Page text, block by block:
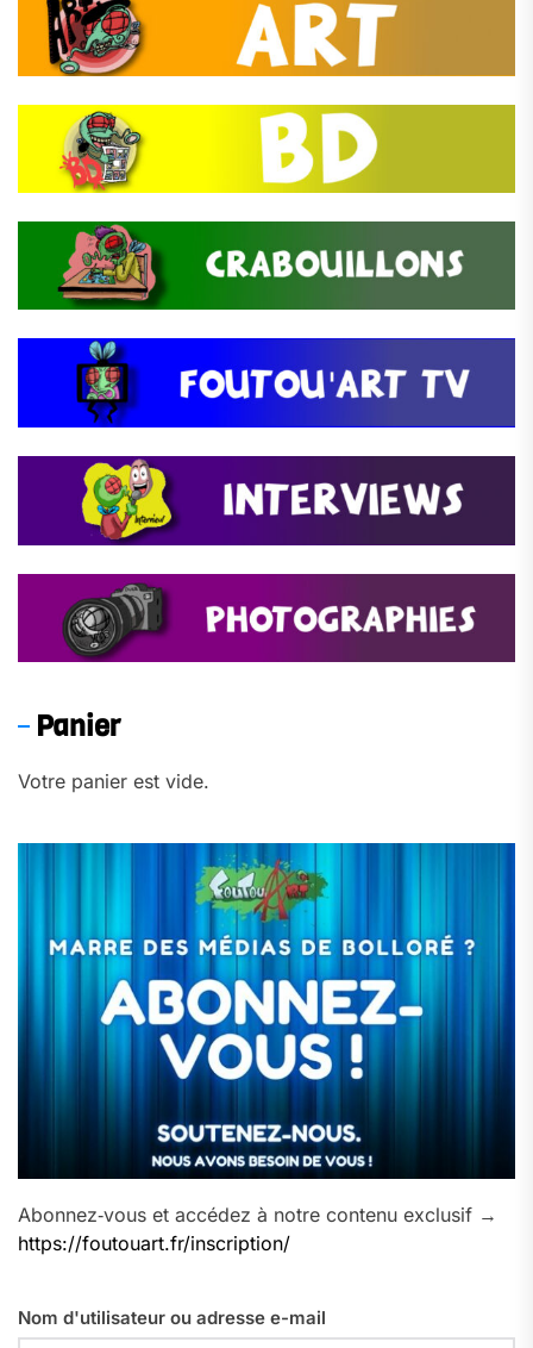
Panier
Votre panier est vide.
Abonnez‑vous et accédez à notre contenu exclusif →
https://foutouart.fr/inscription/
Nom d'utilisateur ou adresse e-mail